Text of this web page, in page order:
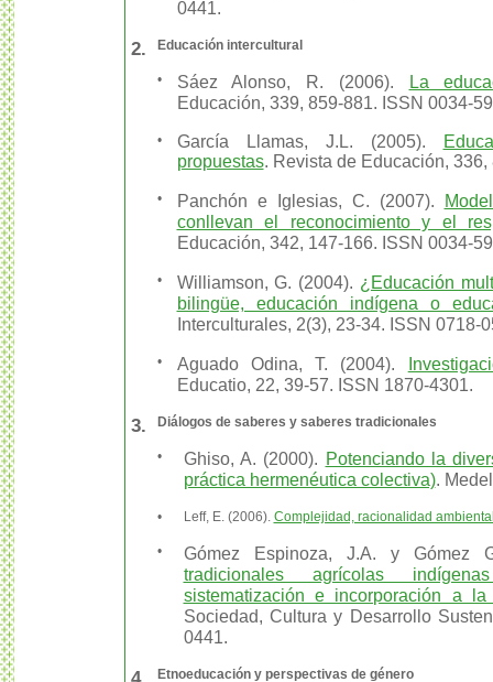
0441.
2. Educación intercultural
• Sáez Alonso, R. (2006). La
Educación, 339, 859-881. ISSN 0034-
• García Llamas, J.L. (2005).
propuestas. Revista de Educación,
• Panchón e Iglesias, C. (2007).
conllevan el reconocimiento y el
Educación, 342, 147-166. ISSN 0034-
• Williamson, G. (2004). ¿Educación
bilingüe, educación indígena o
Interculturales, 2(3), 23-34. ISSN 0718-
• Aguado Odina, T. (2004).
Educatio, 22, 39-57. ISSN 1870-4301.
3. Diálogos de saberes y saberes tradicionales
• Ghiso, A. (2000). Potenciando la
práctica hermenéutica colectiva).
• Leff, E. (2006). Complejidad, racionalidad
•
Gómez Espinoza, J.A. y Gómez
tradicionales agrícolas
sistematización e incorporación a la
Sociedad, Cultura y Desarrollo
0441.
4. Etnoeducación y perspectivas de género